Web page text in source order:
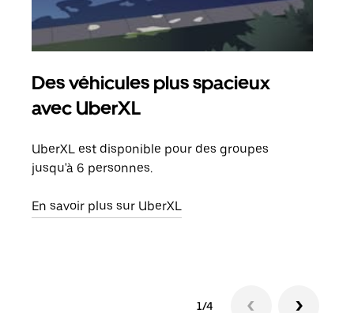
Des véhicules plus spacieux
avec UberXL
UberXL est disponible pour des groupes
jusqu'à 6 personnes.
En savoir plus sur UberXL
1/4